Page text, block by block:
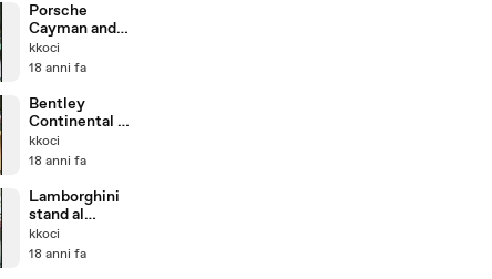
Porsche
Cayman and
Boxster al
Bologna
2008
kkoci
18 anni fa
Bentley
Continental al
Bologna
Motorshow
kkoci
18 anni fa
Lamborghini
stand al
Bologna
Motorshow20
kkoci
18 anni fa